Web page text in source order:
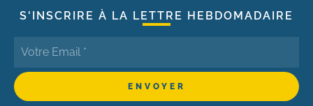
S'INSCRIRE À LA LETTRE HEBDOMADAIRE